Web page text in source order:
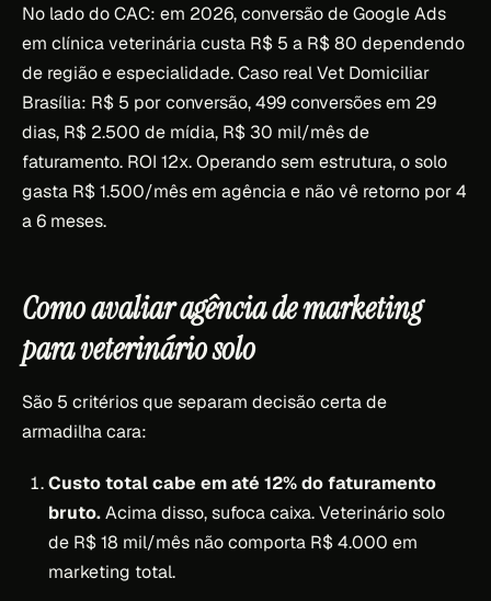
No lado do CAC: em 2026, conversão de Google Ads
em clínica veterinária custa R$ 5 a R$ 80 dependendo
de região e especialidade. Caso real Vet Domiciliar
Brasília: R$ 5 por conversão, 499 conversões em 29
dias, R$ 2.500 de mídia, R$ 30 mil/mês de
faturamento. ROI 12x. Operando sem estrutura, o solo
gasta R$ 1.500/mês em agência e não vê retorno por 4
a 6 meses.
Como avaliar agência de marketing
para veterinário solo
São 5 critérios que separam decisão certa de
armadilha cara:
Custo total cabe em até 12% do faturamento
bruto.Acima disso, sufoca caixa. Veterinário solo
de R$ 18 mil/mês não comporta R$ 4.000 em
marketing total.